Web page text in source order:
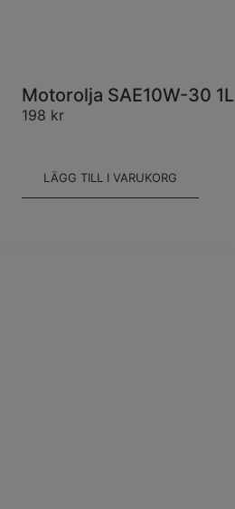
Motorolja SAE10W-30 1L
198 kr
LÄGG TILL I VARUKORG